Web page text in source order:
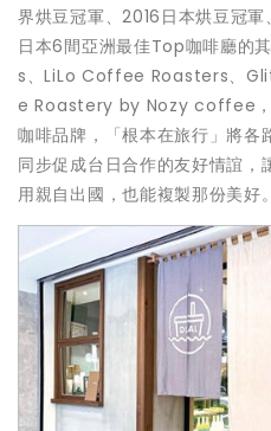
界烘豆冠軍、2016日本烘豆冠
日本6間亞洲最佳Top咖啡廳
s、LiLo Coffee Roasters、
e Roastery by Nozy coffee，
咖啡品牌，「根本在旅行」將各
同步促成台日合作的友好情誼，
用親自出國，也能複製那份美好。